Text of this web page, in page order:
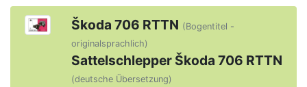
Škoda 706 RTTN (Bogentitel -
originalsprachlich)
Sattelschlepper Škoda 706 RTTN
(deutsche Übersetzung)